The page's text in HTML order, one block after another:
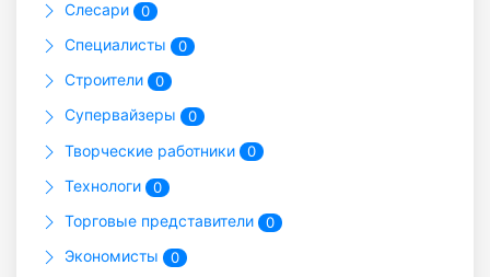
Слесари 0
Специалисты 0
Строители 0
Супервайзеры 0
Творческие работники 0
Технологи 0
Торговые представители 0
Экономисты 0